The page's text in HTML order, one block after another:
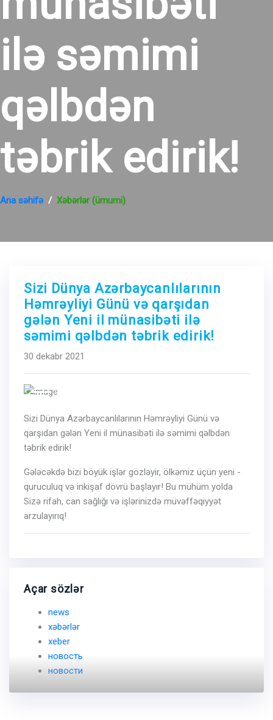
ilə səmimi
qəlbdən
təbrik edirik!
Ana səhifə Xəbərlər (ümumi)
Sizi Dünya Azərbaycanlılarının
Həmrəyliyi Günü və qarşıdan
gələn Yeni il münasibəti ilə
səmimi qəlbdən təbrik edirik!
30 dekabr 2021
PreviousNext
Sizi Dünya Azərbaycanlılarının Həmrəyliyi Günü və
qarşıdan gələn Yeni il münasibəti ilə səmimi qəlbdən
təbrik edirik!
Gələcəkdə bizi böyük işlər gözləyir, ölkəmiz üçün yeni -
quruculuq və inkişaf dövrü başlayır! Bu mühüm yolda
Sizə rifah, can sağlığı və işlərinizdə müvəffəqiyyət
arzulayırıq!
Açar sözlər
news
xəbərlər
xeber
новость
новости